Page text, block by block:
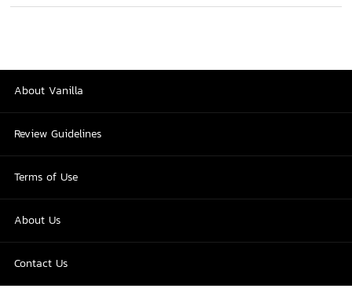
About Vanilla
Review Guidelines
Terms of Use
About Us
Contact Us